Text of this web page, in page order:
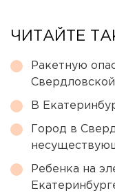
ЧИТАЙТЕ
Ракетную
В
Город в
Ребенка на